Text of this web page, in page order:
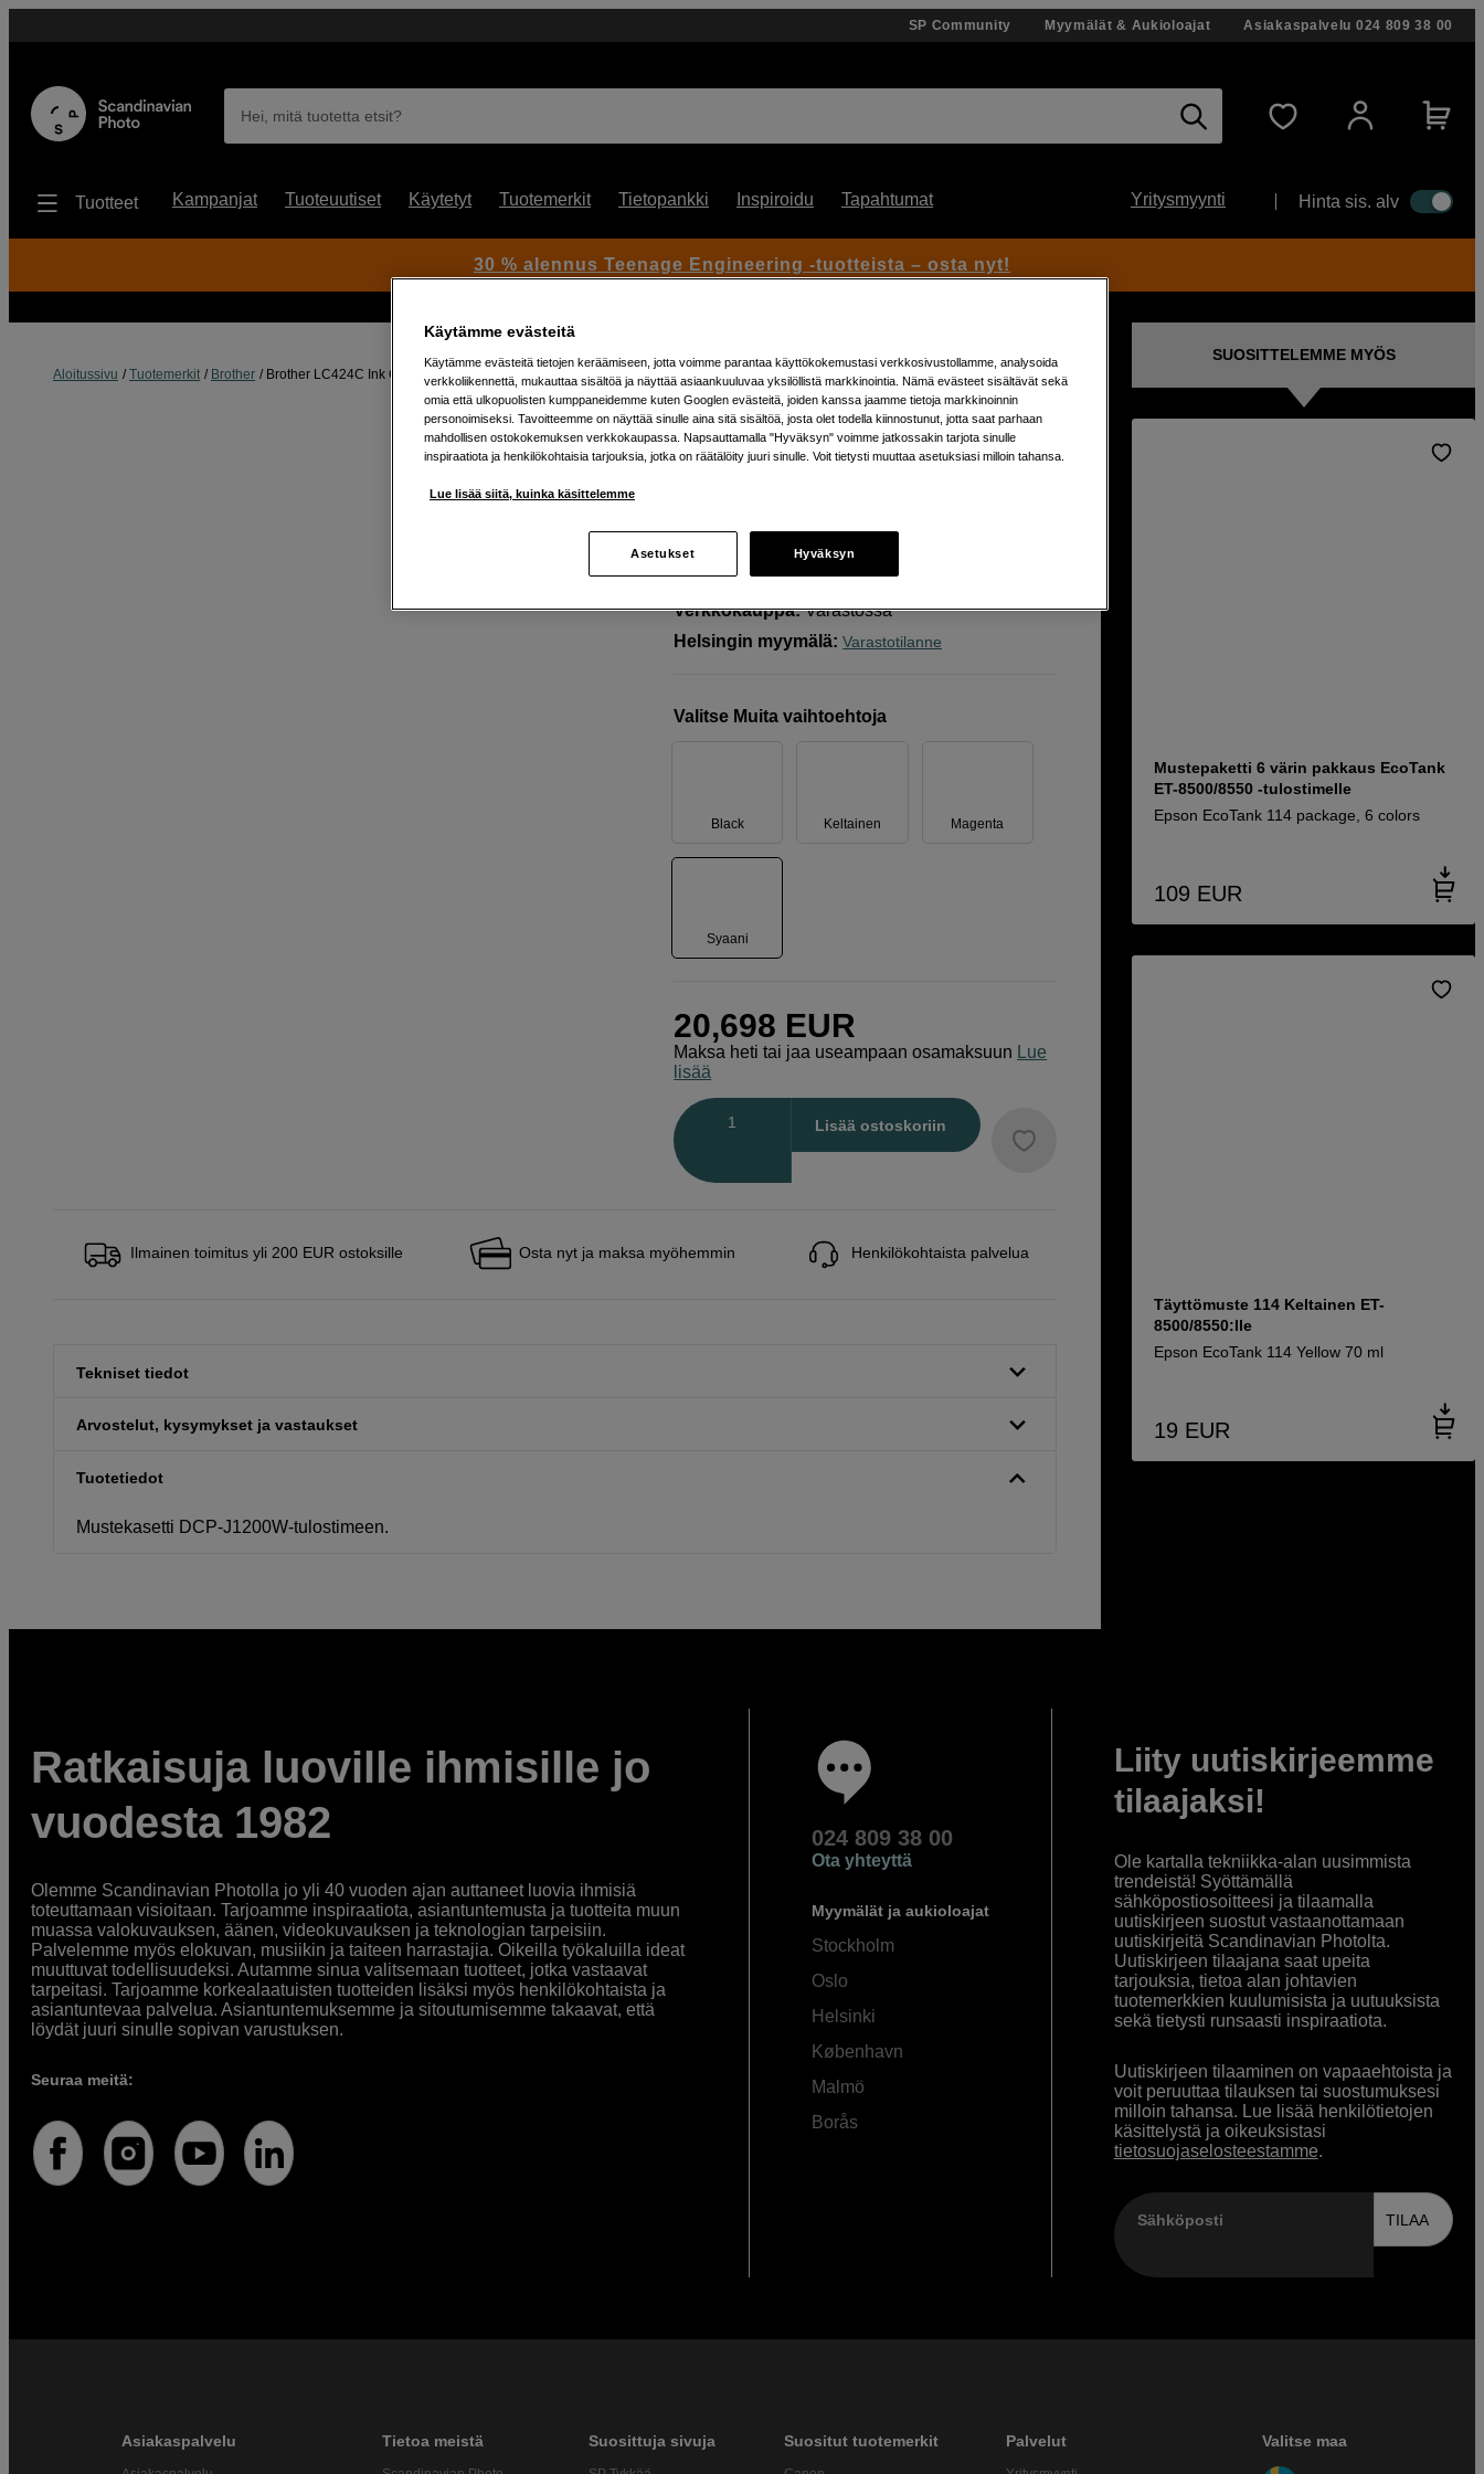
SP Community Myymälät & Aukioloajat Asiakaspalvelu 024 809 38 00
Hei, mitä tuotetta etsit?
Tuotteet Kampanjat Tuoteuutiset Käytetyt Tuotemerkit Tietopankki Inspiroidu Tapahtumat Yritysmyynti Hinta sis. alv
Aloitussivu Tuotemerkit Brother Brother LC424C Ink Cartridge Cyan
Artikkeli: 1101104
Verkkokauppa:Varastossa
Helsingin myymälä: Varastotilanne
Valitse Muita vaihtoehtoja
Black Keltainen Magenta
Syaani
20,698 EUR
Maksa heti tai jaa useampaan osamaksuun
Lue
lisää
Lisää ostoskoriin
Ilmainen toimitus yli 200 EUR ostoksille Osta nyt ja maksa myöhemmin Henkilökohtaista palvelua
Tekniset tiedot
Arvostelut, kysymykset ja vastaukset
Tuotetiedot
Mustekasetti DCP-J1200W-tulostimeen.
SUOSITTELEMME MYÖS
Mustepaketti 6 värin pakkaus EcoTank
ET-8500/8550 -tulostimelle
Epson EcoTank 114 package, 6 colors
109 EUR
Täyttömuste 114 Keltainen ET-
8500/8550:lle
Epson EcoTank 114 Yellow 70 ml
19 EUR
Ratkaisuja luoville ihmisille jo
vuodesta 1982
Olemme Scandinavian Photolla jo yli 40 vuoden ajan auttaneet luovia ihmisiä
toteuttamaan visioitaan. Tarjoamme inspiraatiota, asiantuntemusta ja tuotteita muun
muassa valokuvauksen, äänen, videokuvauksen ja teknologian tarpeisiin.
Palvelemme myös elokuvan, musiikin ja taiteen harrastajia. Oikeilla työkaluilla ideat
muuttuvat todellisuudeksi. Autamme sinua valitsemaan tuotteet, jotka vastaavat
tarpeitasi. Tarjoamme korkealaatuisten tuotteiden lisäksi myös henkilökohtaista ja
asiantuntevaa palvelua. Asiantuntemuksemme ja sitoutumisemme takaavat, että
löydät juuri sinulle sopivan varustuksen.
Seuraa meitä:
024 809 38 00
Ota yhteyttä
Myymälät ja aukioloajat
Stockholm
Oslo
Helsinki
København
Malmö
Borås
Liity uutiskirjeemme
tilaajaksi!
Ole kartalla tekniikka-alan uusimmista
trendeistä! Syöttämällä
sähköpostiosoitteesi ja tilaamalla
uutiskirjeen suostut vastaanottamaan
uutiskirjeitä Scandinavian Photolta.
Uutiskirjeen tilaajana saat upeita
tarjouksia, tietoa alan johtavien
tuotemerkkien kuulumisista ja uutuuksista
sekä tietysti runsaasti inspiraatiota.
Uutiskirjeen tilaaminen on vapaaehtoista ja
voit peruuttaa tilauksen tai suostumuksesi
milloin tahansa. Lue lisää henkilötietojen
käsittelystä ja oikeuksistasi
tietosuojaselosteestamme.
Sähköposti TILAA
Asiakaspalvelu Tietoa meistä Suosittuja sivuja Suositut tuotemerkit Palvelut Valitse maa
30 % alennus Teenage Engineering -tuotteista – osta nyt!
Käytämme evästeitä
Käytämme evästeitä tietojen keräämiseen, jotta voimme parantaa käyttökokemustasi verkkosivustollamme, analysoida
verkkoliikennettä, mukauttaa sisältöä ja näyttää asiaankuuluvaa yksilöllistä markkinointia. Nämä evästeet sisältävät sekä
omia että ulkopuolisten kumppaneidemme kuten Googlen evästeitä, joiden kanssa jaamme tietoja markkinoinnin
personoimiseksi. Tavoitteemme on näyttää sinulle aina sitä sisältöä, josta olet todella kiinnostunut, jotta saat parhaan
mahdollisen ostokokemuksen verkkokaupassa. Napsauttamalla "Hyväksyn" voimme jatkossakin tarjota sinulle
inspiraatiota ja henkilökohtaisia tarjouksia, jotka on räätälöity juuri sinulle. Voit tietysti muuttaa asetuksiasi milloin tahansa.
Lue lisää siitä, kuinka käsittelemme
Asetukset Hyväksyn